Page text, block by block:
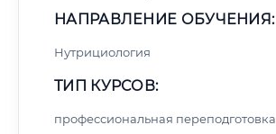
НАПРАВЛЕНИЕ ОБУЧЕНИЯ:
Нутрициология
ТИП КУРСОВ:
профессиональная переподготовка